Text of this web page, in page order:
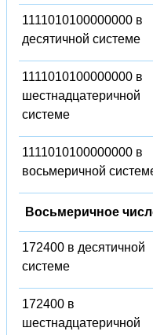
1111010100000000 в
десятичной системе
1111010100000000 в
шестнадцатеричной
системе
1111010100000000 в
восьмеричной
Восьмеричное
172400 в десятичной
системе
172400 в
шестнадцатеричной